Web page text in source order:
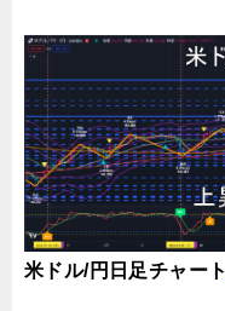
米ドル/円日足チャート